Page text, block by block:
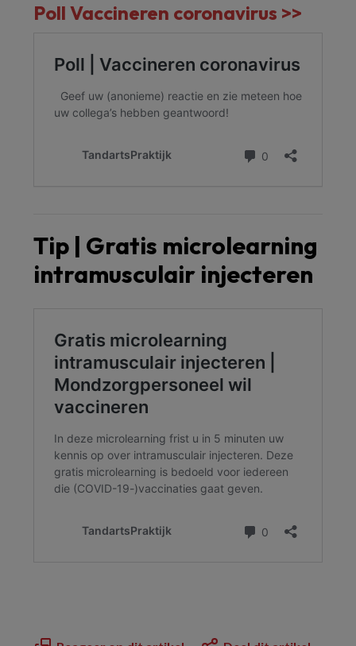
Poll Vaccineren coronavirus >>
Tip | Gratis microlearning
intramusculair injecteren